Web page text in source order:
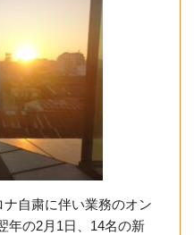
自粛に伴い業務のオン
年の2月1日、14名の新